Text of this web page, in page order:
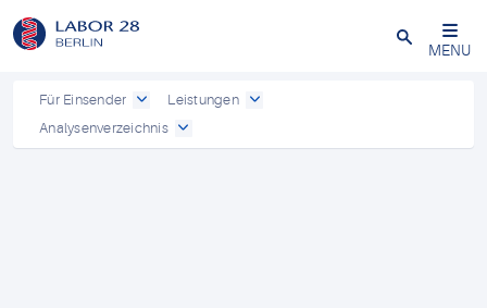
Schließen
MENU
Für Einsender
Leistungen
Analysenverzeichnis